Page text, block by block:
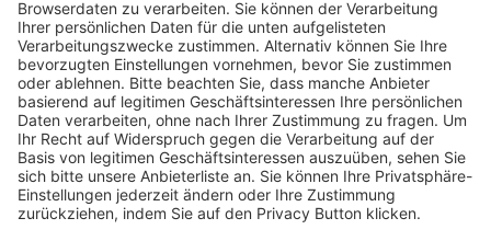
Trainerausbildung
Schulungsangebot Vereinsmitarbeiter
BFV-Geschäftsstellen
Trainerbörse
Login SpielPlus
FOLGE DEM BFV